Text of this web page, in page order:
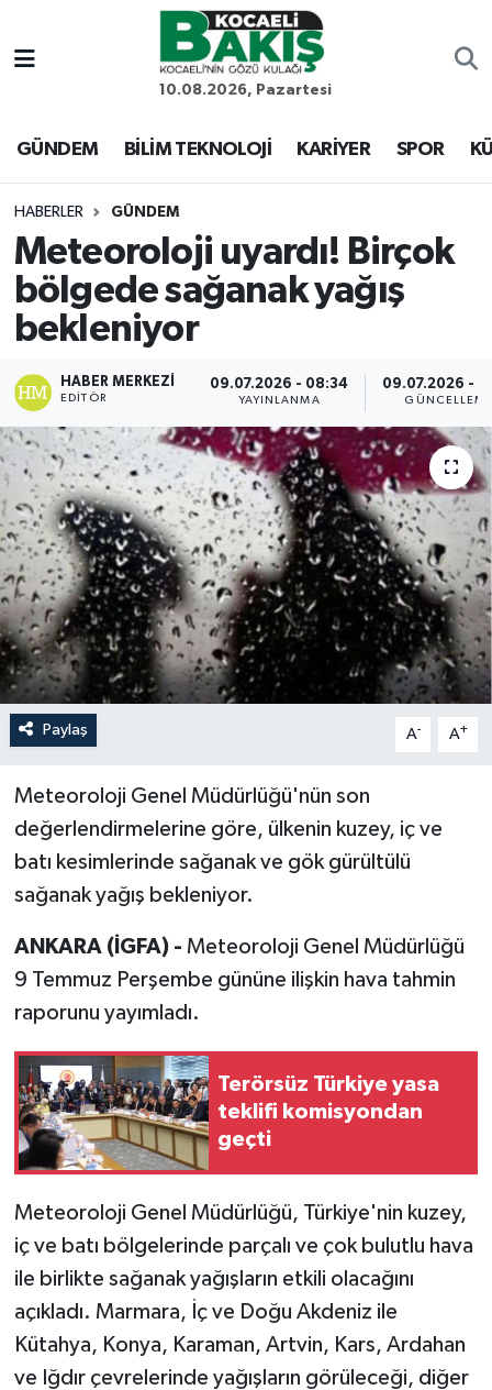
10.08.2026, Pazartesi
GÜNDEM BİLİM TEKNOLOJİ KARİYER SPOR
HABERLER GÜNDEM
Meteoroloji uyardı! Birçok
bölgede sağanak yağış
bekleniyor
HABER MERKEZI
EDITÖR
09.07.2026 - 08:34
YAYINLANMA
09.07.2026 -
Paylaş A- A+
Meteoroloji Genel Müdürlüğü'nün son
değerlendirmelerine göre, ülkenin kuzey, iç ve
batı kesimlerinde sağanak ve gök gürültülü
sağanak yağış bekleniyor.
ANKARA (İGFA) - Meteoroloji Genel Müdürlüğü
9 Temmuz Perşembe gününe ilişkin hava tahmin
raporunu yayımladı.
Terörsüz Türkiye yasa
teklifi komisyondan
geçti
Meteoroloji Genel Müdürlüğü, Türkiye'nin kuzey,
iç ve batı bölgelerinde parçalı ve çok bulutlu hava
ile birlikte sağanak yağışların etkili olacağını
açıkladı. Marmara, İç ve Doğu Akdeniz ile
Kütahya, Konya, Karaman, Artvin, Kars, Ardahan
ve Iğdır çevrelerinde yağışların görüleceği, diğer
Kocaeli Nöbetçi Eczaneler
Kocaeli Hava Durumu
Süper Lig Puan Durumu ve Fikstür
Tüm Manşetler